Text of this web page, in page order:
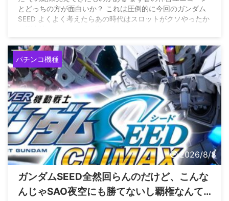
とどっちの方が面白いか？ これは圧倒的に今回のガンダム
SEED よくよく考えたらあの時代はスロットがクソやったか
(@Kyokupachi) August 7, 2026
パチンコ機種
2026/8/8
ガンダムSEED全然回らんのだけど、こんな
んじゃSAO夜空にも勝てないし覇権なんて